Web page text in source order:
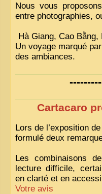
Nous vous
entre photographies,
Hà Giang, Cao
Un voyage marqué
des ambiances.
Cartacaro
Lors de l’exposition
formulé deux
Les combinaisons
lecture difficile,
en clarté et en
Votre avis